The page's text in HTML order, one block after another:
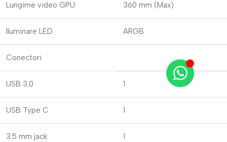
Lungime video GPU 360 mm (Max)
Iluminare LED ARGB
Conectori
USB 3.0 1
USB Type C 1
3.5 mm jack 1